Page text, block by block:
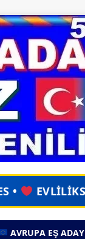
•
AVRUPA EŞ